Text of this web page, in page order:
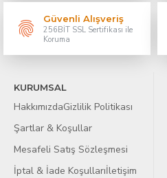
Güvenli Alışveriş
256BİT SSL Sertifikası ile
Koruma
KURUMSAL
HakkımızdaGizlilik Politikası
Şartlar & Koşullar
Mesafeli Satış Sözleşmesi
İptal & İade Koşullarıİletişim